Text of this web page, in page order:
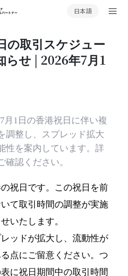
日本語
の取引スケジュー
らせ | 2026年7月1
月1日の香港祝日に伴い複
調整し、スプレッド拡大
性を案内しています。詳
確認ください。
祝日です。この祝日を前
て取引時間の調整が実施
いたします。
ッドが拡大し、流動性が
点にご留意ください。つ
に祝日期間中の取引時間